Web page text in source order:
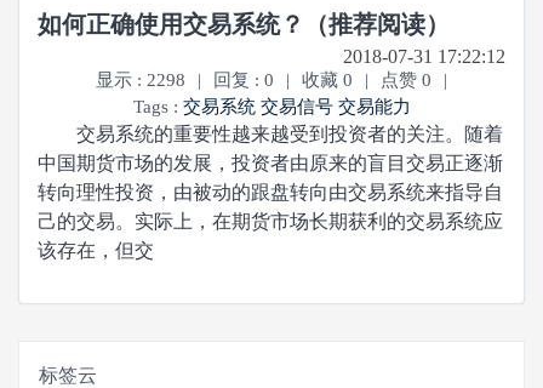
如何正确使用交易系统？（推荐阅读）
2018-07-31 17:22:12
显示 : 2298 | 回复 : 0 | 收藏 0 | 点赞 0
|
Tags : 交易系统 交易信号 交易能力
交易系统的重要性越来越受到投资者的关注。随着
中国期货市场的发展，投资者由原来的盲目交易正逐渐
转向理性投资，由被动的跟盘转向由交易系统来指导自
己的交易。实际上，在期货市场长期获利的交易系统应
该存在，但交
标签云